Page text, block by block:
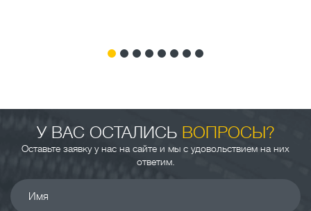
У ВАС ОСТАЛИСЬ ВОПРОСЫ?
Оставьте заявку у нас на сайте и мы с удовольствием на них
ответим.
Имя